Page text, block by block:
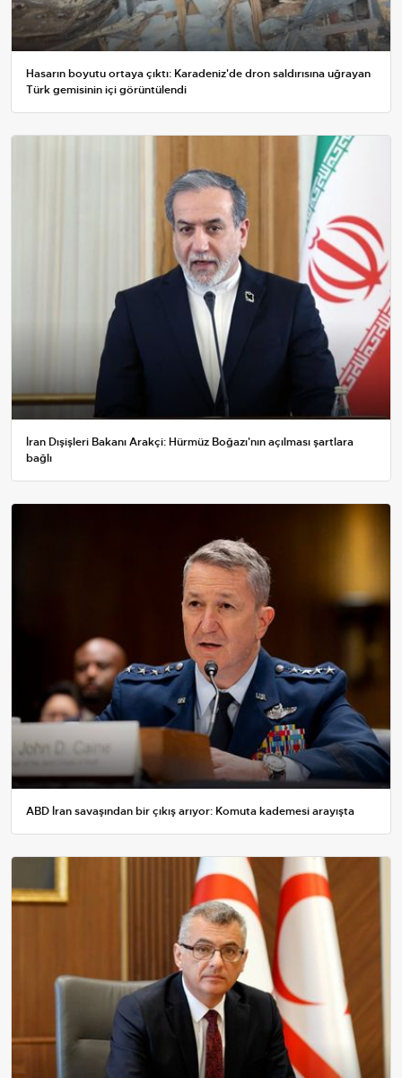
Hasarın boyutu ortaya çıktı: Karadeniz'de dron saldırısına uğrayan
Türk gemisinin içi görüntülendi
İran Dışişleri Bakanı Arakçi: Hürmüz Boğazı'nın açılması şartlara
bağlı
ABD İran savaşından bir çıkış arıyor: Komuta kademesi arayışta